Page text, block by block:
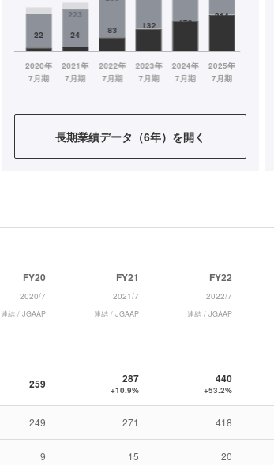
長期業績データ（6年）を開く
FY20
2020/7
連結 / JGAAP
FY21
2021/7
連結 / JGAAP
FY22
2022/7
連結 / JGAAP
259 287
+10.9%
440
+53.2%
249 271 418
9 15 20